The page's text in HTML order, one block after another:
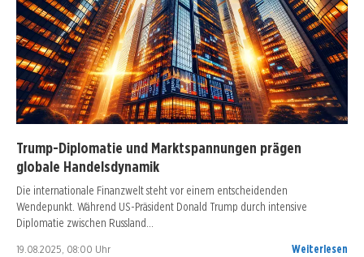
Trump-Diplomatie und Marktspannungen prägen
globale Handelsdynamik
Die internationale Finanzwelt steht vor einem entscheidenden
Wendepunkt. Während US-Präsident Donald Trump durch intensive
Diplomatie zwischen Russland…
19.08.2025, 08:00 Uhr Weiterlesen